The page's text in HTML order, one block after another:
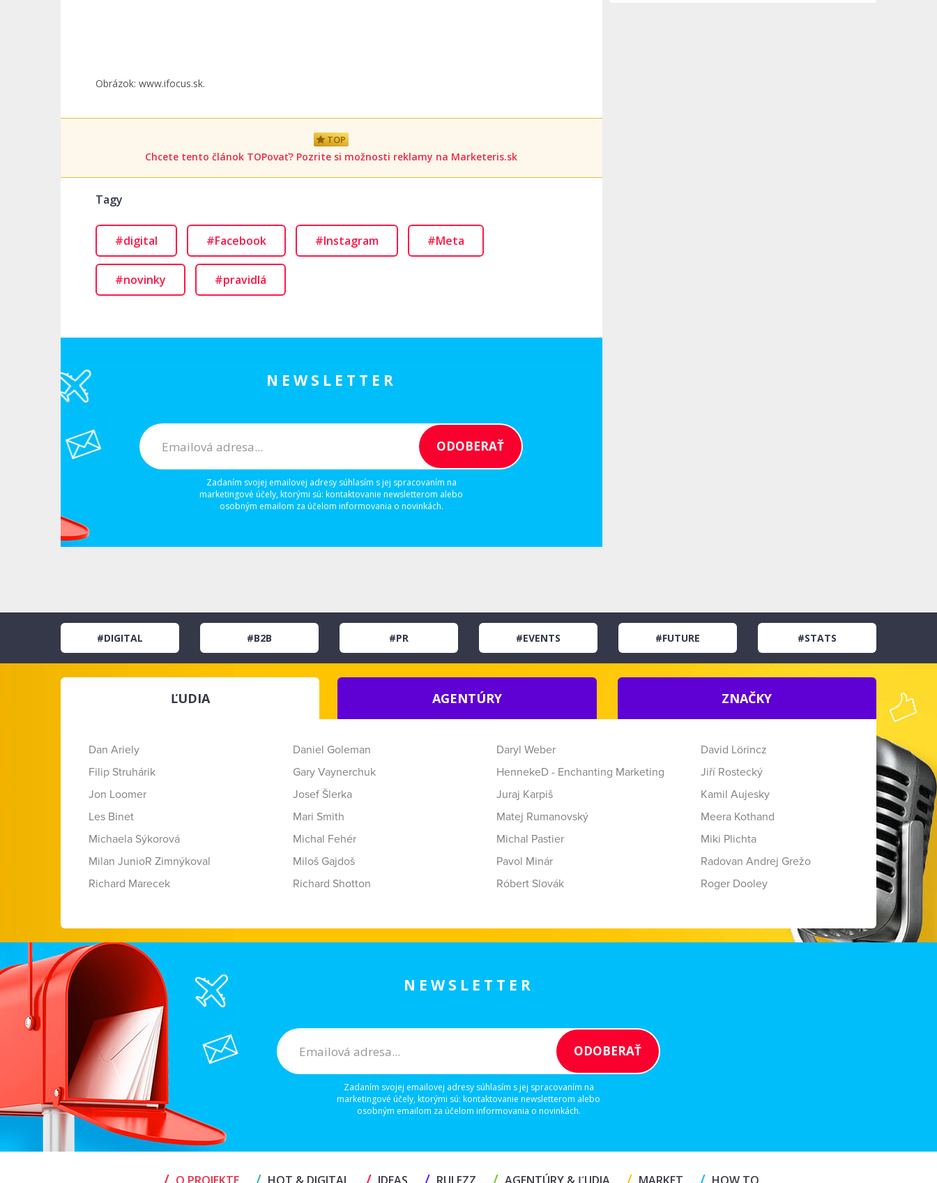
Obrázok: www.ifocus.sk.
TOP
Chcete tento článok TOPovať? Pozrite si možnosti reklamy na Marketeris.sk
Tagy
#digital #Facebook #Instagram #Meta
#novinky #pravidlá
NEWSLETTER
Zadaním svojej emailovej adresy súhlasím s jej spracovaním na
marketingové účely, ktorými sú: kontaktovanie newsletterom alebo
osobným emailom za účelom informovania o novinkách.
#DIGITAL #B2B #PR #EVENTS #FUTURE #STATS
ĽUDIA AGENTÚRY ZNAČKY
Dan Ariely Daniel Goleman Daryl Weber
David Lörincz
Filip Struhárik
Gary Vaynerchuk HennekeD - Enchanting Marketing
Jiří Rostecký
Jon Loomer
Josef Šlerka Juraj Karpiš
Kamil Aujesky
Les Binet
Mari Smith Matej Rumanovský
Meera Kothand
Michaela Sýkorová
Michal Fehér Michal Pastier
Miki Plichta
Milan JunioR Zimnýkoval
Miloš Gajdoš Pavol Minár
Radovan Andrej Grežo
Richard Marecek
Richard Shotton Róbert Slovák Roger Dooley
NEWSLETTER
Zadaním svojej emailovej adresy súhlasím s jej spracovaním na
marketingové účely, ktorými sú: kontaktovanie newsletterom alebo
osobným emailom za účelom informovania o novinkách.
/ / / / / / /